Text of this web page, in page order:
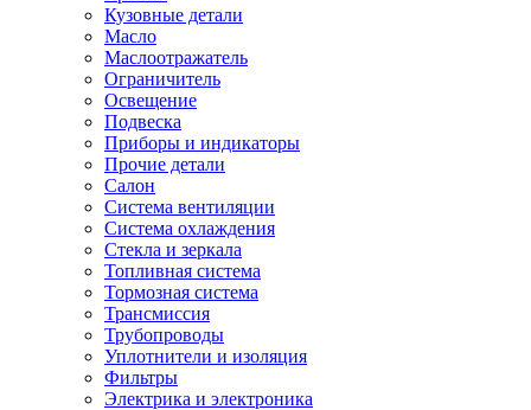
Кузовные детали
Масло
Маслоотражатель
Ограничитель
Освещение
Подвеска
Приборы и индикаторы
Прочие детали
Салон
Система вентиляции
Система охлаждения
Стекла и зеркала
Топливная система
Тормозная система
Трансмиссия
Трубопроводы
Уплотнители и изоляция
Фильтры
Электрика и электроника